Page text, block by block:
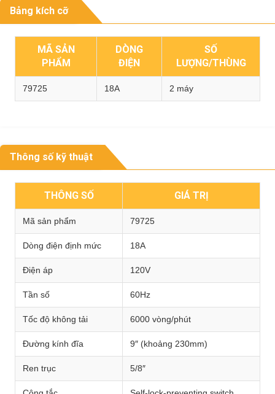
Bảng kích cỡ
MÃ SẢN
PHẨM
DÒNG
ĐIỆN
SỐ
LƯỢNG/THÙNG
79725 18A 2 máy
Thông số kỹ thuật
THÔNG SỐ GIÁ TRỊ
Mã sản phẩm 79725
Dòng điện định mức 18A
Điện áp 120V
Tần số 60Hz
Tốc độ không tải 6000 vòng/phút
Đường kính đĩa 9″ (khoảng 230mm)
Ren trục 5/8″